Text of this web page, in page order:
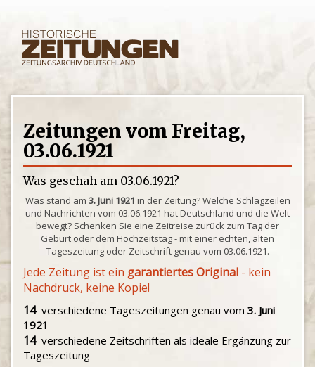
Zeitungen vom Freitag,
03.06.1921
Was geschah am 03.06.1921?
Was stand am 3. Juni 1921 in der Zeitung? Welche Schlagzeilen
und Nachrichten vom 03.06.1921 hat Deutschland und die Welt
bewegt? Schenken Sie eine Zeitreise zurück zum Tag der
Geburt oder dem Hochzeitstag - mit einer echten, alten
Tageszeitung oder Zeitschrift genau vom 03.06.1921.
Jede Zeitung ist ein garantiertes Original - kein
Nachdruck, keine Kopie!
14verschiedene Tageszeitungen genau vom 3. Juni
1921
14verschiedene Zeitschriften als ideale Ergänzung zur
Tageszeitung